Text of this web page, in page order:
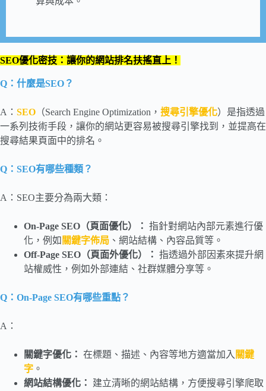
SEO優化密技：讓你的網站排名扶搖直上！
Q：什麼是SEO？
A： SEO （Search Engine Optimization， 搜尋引擎優化）是指透過
一系列技術手段，讓你的網站更容易被搜尋引擎找到，並提高在
搜尋結果頁面中的排名。
Q：SEO有哪些種類？
A：SEO主要分為兩大類：
On-Page SEO（頁面優化）： 指針對網站內部元素進行優
化，例如 關鍵字佈局 、網站結構、內容品質等。
Off-Page SEO （頁面外優化）： 指透過外部因素來提升網
站權威性，例如外部連結、社群媒體分享等。
Q：On-Page SEO有哪些重點？
A：
關鍵字優化： 在標題、描述、內容等地方適當加入 關鍵
字 。
網站結構優化：
建立清晰的網站結構，方便搜尋引擎爬取